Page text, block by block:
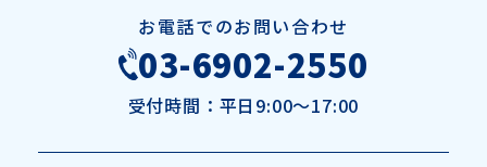
お電話でのお問い合わせ
03-6902-2550
受付時間： 平日9:00～17:00